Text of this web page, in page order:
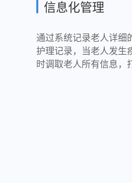
信息化管理
通过系统记录老人详细
护理记录，当老人发生
时调取老人所有信息，